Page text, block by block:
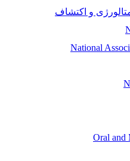
National
Oral and